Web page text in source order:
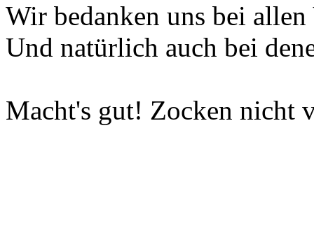
Wir bedanken uns bei
Und natürlich auch bei
Macht's gut! Zocken nicht